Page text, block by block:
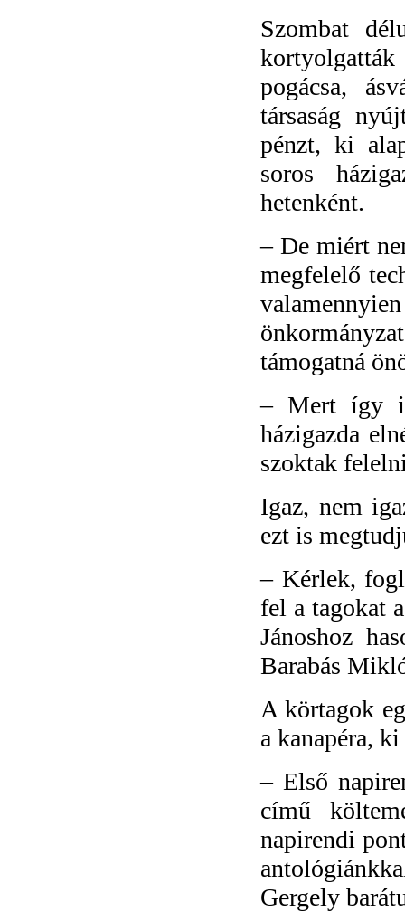
Szombat
pogácsa,
társaság
pénzt, ki
soros
hetenként.
– De miért
megfelelő
támogatná
–Mert így
házigazda
szoktak
Igaz, nem
ezt is
– Kérlek,
fel a tagokat
Jánoshoz
Barabás
A körtagok
a kanapéra,
– Első
című
napirendi
Gergely